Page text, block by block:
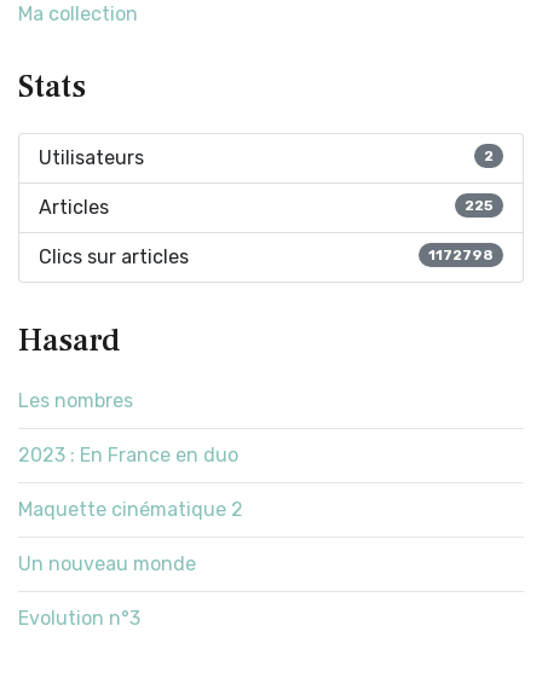
Ma collection
Stats
Utilisateurs 2
Articles 225
Clics sur articles 1172798
Hasard
Les nombres
2023 : En France en duo
Maquette cinématique 2
Un nouveau monde
Evolution n°3